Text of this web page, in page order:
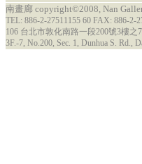
南畫廊 copyright©2008, Nan
TEL: 886-2-27511155 60 FAX: 886-2-
106 台北市敦化南路一段200號3樓之7
3F.-7, No.200, Sec. 1, Dunhua S. Rd.,